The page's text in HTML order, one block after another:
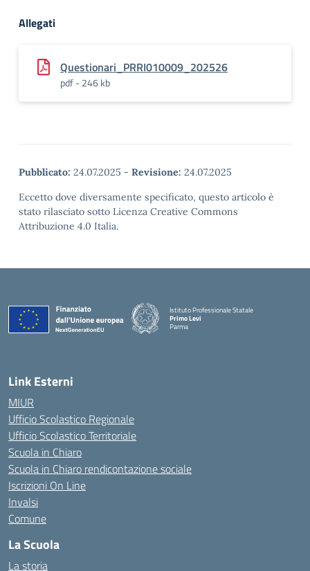
Allegati
Questionari_PRRI010009_202526
pdf - 246 kb
Pubblicato: 24.07.2025 - Revisione: 24.07.2025
Eccetto dove diversamente specificato, questo articolo è
stato rilasciato sotto Licenza Creative Commons
Attribuzione 4.0 Italia.
Istituto Professionale Statale
Primo Levi
Parma
Link Esterni
MIUR
Ufficio Scolastico Regionale
Ufficio Scolastico Territoriale
Scuola in Chiaro
Scuola in Chiaro rendicontazione sociale
Iscrizioni On Line
Invalsi
Comune
La Scuola
La storia